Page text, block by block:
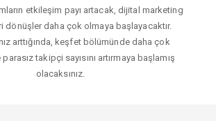
etkileşim payı artacak, dijital marketing
dönüşler daha çok olmaya başlayacaktır.
arttığında, keşfet bölümünde daha çok
takipçi sayısını artırmaya başlamış
olacaksınız.